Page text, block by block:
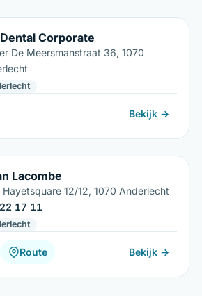
Corporate
De Meersmanstraat 36, 1070
Bekijk →
Lacombe
Hayetsquare 12/12, 1070 Anderlecht
17 11
Route Bekijk →